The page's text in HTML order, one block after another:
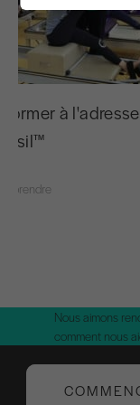
à
Nous aimons
comment nous